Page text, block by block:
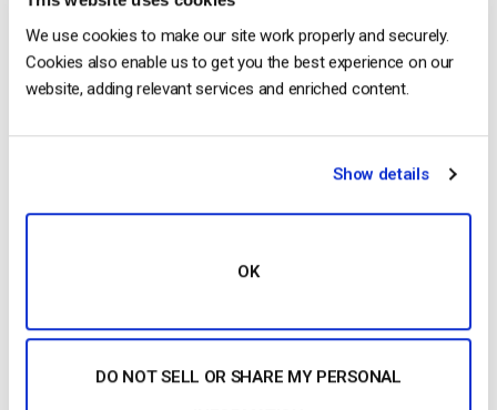
We use cookies to make our site work properly and securely.
Cookies also enable us to get you the best experience on our
website, adding relevant services and enriched content.
Show details
OK
DO NOT SELL OR SHARE MY PERSONAL
Inserito inIl blog degli esperti di video dacast | Taggato
Il blog degli esperti di video
al software per l’e-learning